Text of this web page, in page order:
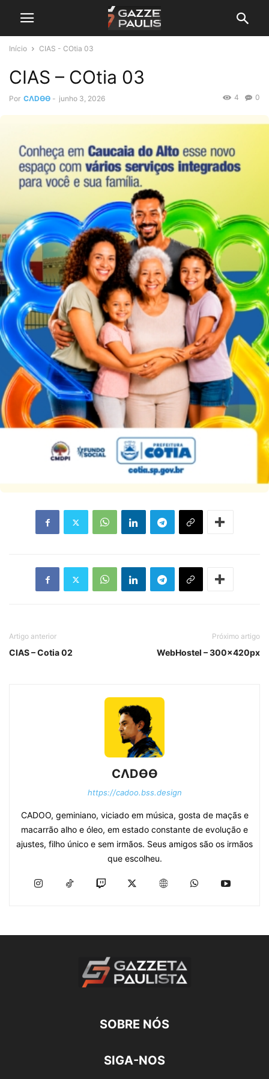
Início CIAS - COtia 03
CIAS – COtia 03
Por CΛDӨӨ - junho 3, 2026 0
4
Artigo anterior
CIAS – Cotia 02
Próximo artigo
WebHostel – 300x420px
CΛDӨӨ
https://cadoo.bss.design
CADOO, geminiano, viciado em música, gosta de maçãs e
macarrão alho e óleo, em estado constante de evolução e
ajustes, filho único e sem irmãos. Seus amigos são os irmãos
que escolheu.
SOBRE NÓS
SIGA-NOS